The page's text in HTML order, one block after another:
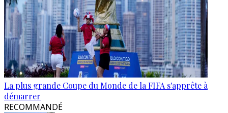
La plus grande Coupe du Monde de la FIFA s'apprête à
démarrer
RECOMMANDÉ